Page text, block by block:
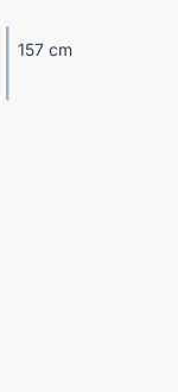
a disco
anteriore
157 cm